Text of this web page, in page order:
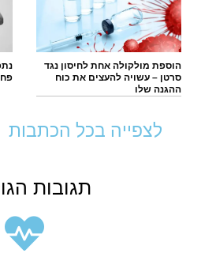
הוספת מולקולה אחת לחיסון נגד
סרטן – עשויה להעצים את כוח
ההגנה שלו
לצפייה בכל הכתבות
תגובות